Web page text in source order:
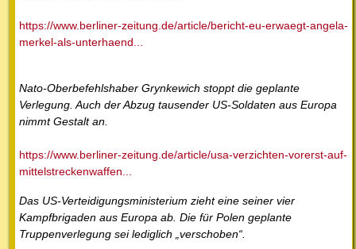
https://www.berliner-zeitung.de/article/bericht-eu-erwaegt-angela-
merkel-als-unterhaend...
Nato-Oberbefehlshaber Grynkewich stoppt die geplante
Verlegung. Auch der Abzug tausender US-Soldaten aus Europa
nimmt Gestalt an.
https://www.berliner-zeitung.de/article/usa-verzichten-vorerst-auf-
mittelstreckenwaffen...
Das US-Verteidigungsministerium zieht eine seiner vier
Kampfbrigaden aus Europa ab. Die für Polen geplante
Truppenverlegung sei lediglich „verschoben“.